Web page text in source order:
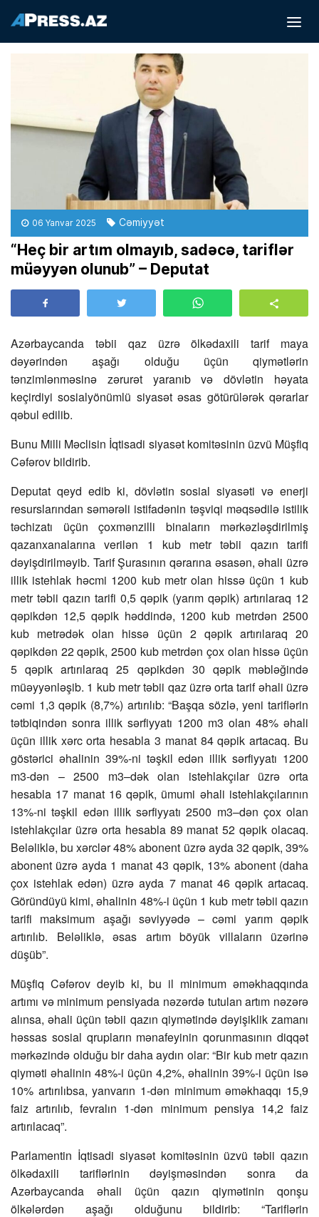
06 Yanvar 2025 Cəmiyyət
“Heç bir artım olmayıb, sadəcə, tariflər
müəyyən olunub” – Deputat
Azərbaycanda təbii qaz üzrə ölkədaxili tarif maya
dəyərindən aşağı olduğu üçün qiymətlərin
tənzimlənməsinə zərurət yaranıb və dövlətin həyata
keçirdiyi sosialyönümlü siyasət əsas götürülərək qərarlar
qəbul edilib.
Bunu Milli Məclisin İqtisadi siyasət komitəsinin üzvü Müşfiq
Cəfərov bildirib.
Deputat qeyd edib ki, dövlətin sosial siyasəti və enerji
resurslarından səmərəli istifadənin təşviqi məqsədilə istilik
təchizatı üçün çoxmənzilli binaların mərkəzləşdirilmiş
qazanxanalarına verilən 1 kub metr təbii qazın tarifi
dəyişdirilməyib. Tarif Şurasının qərarına əsasən, əhali üzrə
illik istehlak həcmi 1200 kub metr olan hissə üçün 1 kub
metr təbii qazın tarifi 0,5 qəpik (yarım qəpik) artırılaraq 12
qəpikdən 12,5 qəpik həddində, 1200 kub metrdən 2500
kub metrədək olan hissə üçün 2 qəpik artırılaraq 20
qəpikdən 22 qəpik, 2500 kub metrdən çox olan hissə üçün
5 qəpik artırılaraq 25 qəpikdən 30 qəpik məbləğində
müəyyənləşib. 1 kub metr təbii qaz üzrə orta tarif əhali üzrə
cəmi 1,3 qəpik (8,7%) artırılıb: “Başqa sözlə, yeni tariflərin
tətbiqindən sonra illik sərfiyyatı 1200 m3 olan 48% əhali
üçün illik xərc orta hesabla 3 manat 84 qəpik artacaq. Bu
göstərici əhalinin 39%-ni təşkil edən illik sərfiyyatı 1200
m3-dən – 2500 m3–dək olan istehlakçılar üzrə orta
hesabla 17 manat 16 qəpik, ümumi əhali istehlakçılarının
13%-ni təşkil edən illik sərfiyyatı 2500 m3–dən çox olan
istehlakçılar üzrə orta hesabla 89 manat 52 qəpik olacaq.
Beləliklə, bu xərclər 48% abonent üzrə ayda 32 qəpik, 39%
abonent üzrə ayda 1 manat 43 qəpik, 13% abonent (daha
çox istehlak edən) üzrə ayda 7 manat 46 qəpik artacaq.
Göründüyü kimi, əhalinin 48%-i üçün 1 kub metr təbii qazın
tarifi maksimum aşağı səviyyədə – cəmi yarım qəpik
artırılıb. Beləliklə, əsas artım böyük villaların üzərinə
düşüb”.
Müşfiq Cəfərov deyib ki, bu il minimum əməkhaqqında
artımı və minimum pensiyada nəzərdə tutulan artım nəzərə
alınsa, əhali üçün təbii qazın qiymətində dəyişiklik zamanı
həssas sosial qrupların mənafeyinin qorunmasının diqqət
mərkəzində olduğu bir daha aydın olar: “Bir kub metr qazın
qiyməti əhalinin 48%-i üçün 4,2%, əhalinin 39%-i üçün isə
10% artırılıbsa, yanvarın 1-dən minimum əməkhaqqı 15,9
faiz artırılıb, fevralın 1-dən minimum pensiya 14,2 faiz
artırılacaq”.
Parlamentin İqtisadi siyasət komitəsinin üzvü təbii qazın
ölkədaxili tariflərinin dəyişməsindən sonra da
Azərbaycanda əhali üçün qazın qiymətinin qonşu
ölkələrdən aşağı olduğunu bildirib: “Tariflərin